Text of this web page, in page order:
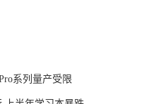
系列量产受限